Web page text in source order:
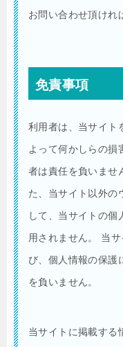
お問い合わせ頂けれ
免責事項
利用者は、当サイト
よって何かしらの損
者は責任を負いませ
た、当サイト以外の
して、当サイトの個
用されません。 当
び、個人情報の保護
を負いません。
当サイトに掲載する